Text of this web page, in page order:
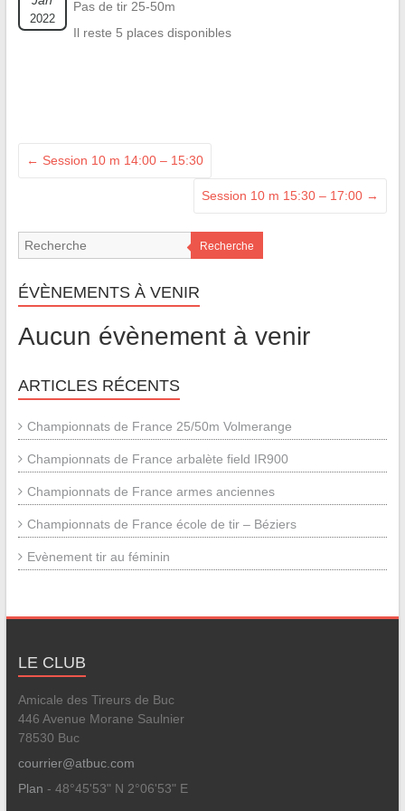
2022
Pas de tir 25-50m
Il reste 5 places disponibles
← Session 10 m 14:00 – 15:30
Session 10 m 15:30 – 17:00 →
Recherche
ÉVÈNEMENTS À VENIR
Aucun évènement à venir
ARTICLES RÉCENTS
Championnats de France 25/50m Volmerange
Championnats de France arbalète field IR900
Championnats de France armes anciennes
Championnats de France école de tir – Béziers
Evènement tir au féminin
LE CLUB
Amicale des Tireurs de Buc
446 Avenue Morane Saulnier
78530 Buc
courrier@atbuc.com
Plan - 48°45'53" N 2°06'53" E